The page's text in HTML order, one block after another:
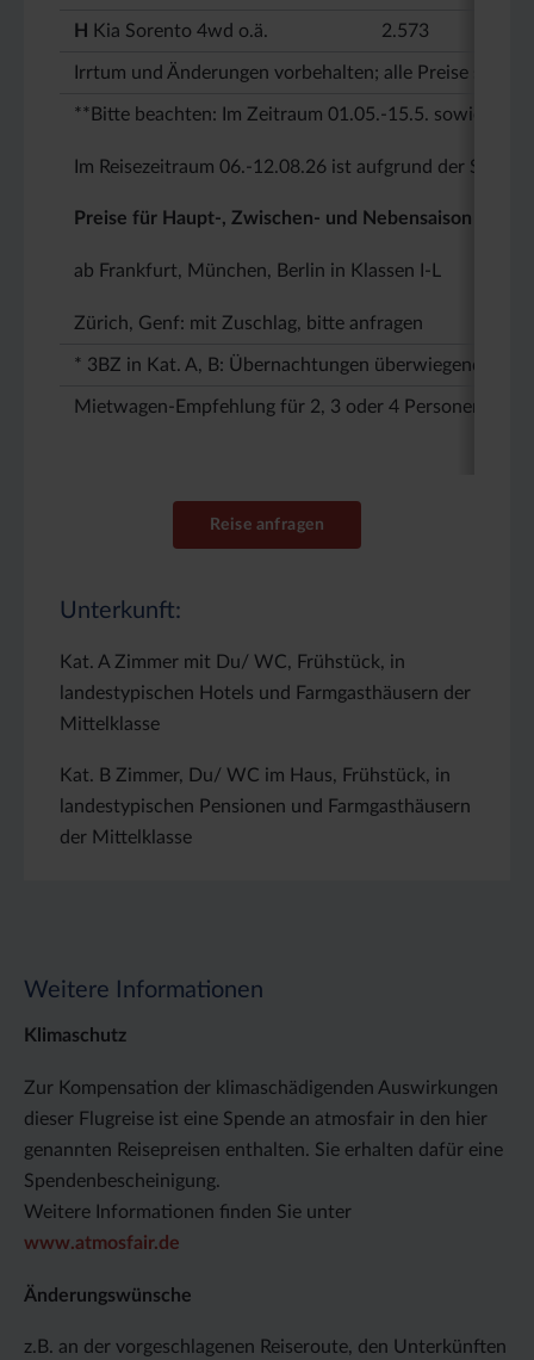
H Kia Sorento 4wd o.ä. 2.573
Irrtum und Änderungen vorbehalten; alle Preise sind
**Bitte beachten: Im Zeitraum 01.05.-15.5. sowie
Im Reisezeitraum 06.-12.08.26 ist aufgrund der
Preise für Haupt-, Zwischen- und Nebensaison
ab Frankfurt, München, Berlin in Klassen I-L
Zürich, Genf: mit Zuschlag, bitte anfragen
* 3BZ in Kat. A, B: Übernachtungen überwiegend im
Mietwagen-Empfehlung für 2, 3 oder 4 Personen
Reise anfragen
Unterkunft:
Kat. A Zimmer mit Du/ WC, Frühstück, in
landestypischen Hotels und Farmgasthäusern der
Mittelklasse
Kat. B Zimmer, Du/ WC im Haus, Frühstück, in
landestypischen Pensionen und Farmgasthäusern
der Mittelklasse
Weitere Informationen
Klimaschutz
Zur Kompensation der klimaschädigenden Auswirkungen
dieser Flugreise ist eine Spende an atmosfair in den hier
genannten Reisepreisen enthalten. Sie erhalten dafür eine
Spendenbescheinigung.
Weitere Informationen finden Sie unter
www.atmosfair.de
Änderungswünsche
z.B. an der vorgeschlagenen Reiseroute, den Unterkünften